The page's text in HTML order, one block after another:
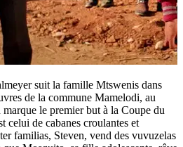
suit la famille Mtswenis dans
de la commune Mamelodi, au
le premier but à la Coupe du
celui de cabanes croulantes et
familias, Steven, vend des vuvuzelas